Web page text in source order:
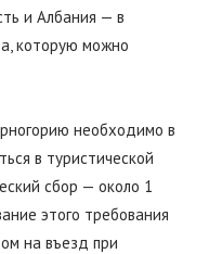
и Албания — в
которую можно
необходимо в
в туристической
сбор — около 1
этого требования
на въезд при